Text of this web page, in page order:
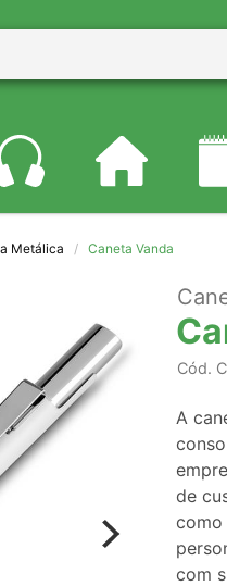
Metálica Caneta Vanda
Cód.
A
de
como
com